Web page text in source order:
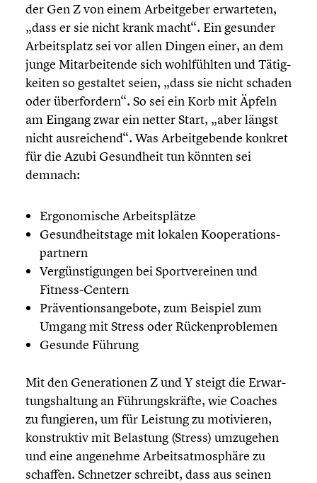
der Gen Z von einem Arbeit­ge­ber erwar­te­ten,
„dass er sie nicht krank macht“. Ein gesunder
Arbeits­platz sei vor allen Dingen einer, an dem
junge Mitar­bei­tende sich wohlfühl­ten und Tätig­
kei­ten so gestaltet seien, „dass sie nicht schaden
oder überfor­dern“. So sei ein Korb mit Äpfeln
am Eingang zwar ein netter Start, „aber längst
nicht ausrei­chend“. Was Arbeit­ge­bende konkret
für die Azubi Gesund­heit tun könnten sei
demnach:
Ergono­mi­sche Arbeits­plätze
Gesund­heits­tage mit lokalen Koope­ra­ti­ons­
part­nern
Vergüns­ti­gun­gen bei Sport­ver­ei­nen und
Fitness-Centern
Präven­ti­ons­an­ge­bote, zum Beispiel zum
Umgang mit Stress oder Rücken­pro­ble­men
Gesunde Führung
Mit den Genera­tio­nen Z und Y steigt die Erwar­
tungs­hal­tung an Führungs­kräfte, wie Coaches
zu fungieren, um für Leistung zu motivie­ren,
konstruk­tiv mit Belastung (Stress) umzugehen
und eine angenehme Arbeits­at­mo­sphäre zu
schaffen. Schnetzer schreibt, dass aus seinen